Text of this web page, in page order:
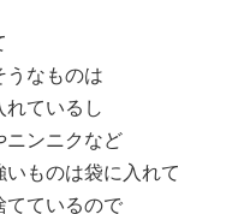
うなものは
れているし
ニンニクなど
いものは袋に入れて
てているので